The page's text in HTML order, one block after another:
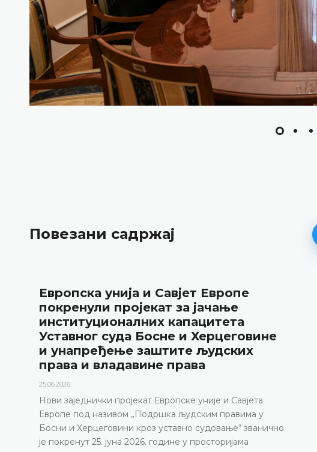
Повезани садржај
Европска унија и Савјет Европе
покренули пројекат за јачање
институционалних капацитета
Уставног суда Босне и Херцеговине
и унапређење заштите људских
права и владавине права
25.06.2026.
Нови заједнички пројекат Европске уније и Савјета
Европе под називом „Подршка људским правима у
Босни и Херцеговини кроз уставно судовање“ званично
је покренут 25. јуна 2026. године у просторијама